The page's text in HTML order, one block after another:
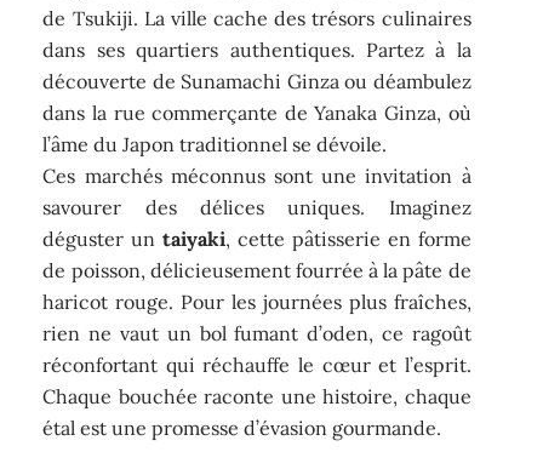
de Tsukiji. La ville cache des trésors culinaires
dans ses quartiers authentiques. Partez à la
découverte de Sunamachi Ginza ou déambulez
dans la rue commerçante de Yanaka Ginza, où
l’âme du Japon traditionnel se dévoile.
Ces marchés méconnus sont une invitation à
savourer des délices uniques. Imaginez
déguster untaiyaki, cette pâtisserie en forme
de poisson, délicieusement fourrée à la pâte de
haricot rouge. Pour les journées plus fraîches,
rien ne vaut un bol fumant d’oden, ce ragoût
réconfortant qui réchauffe le cœur et l’esprit.
Chaque bouchée raconte une histoire, chaque
étal est une promesse d’évasion gourmande.